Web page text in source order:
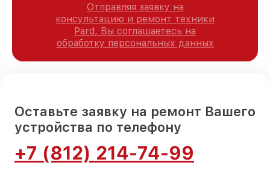
Отправляя заявку на
консультацию и ремонт техники
Pard, Вы соглашаетесь на
обработку персональных данных
Оставьте заявку на ремонт Вашего
устройства по телефону
+7 (812) 214-74-99